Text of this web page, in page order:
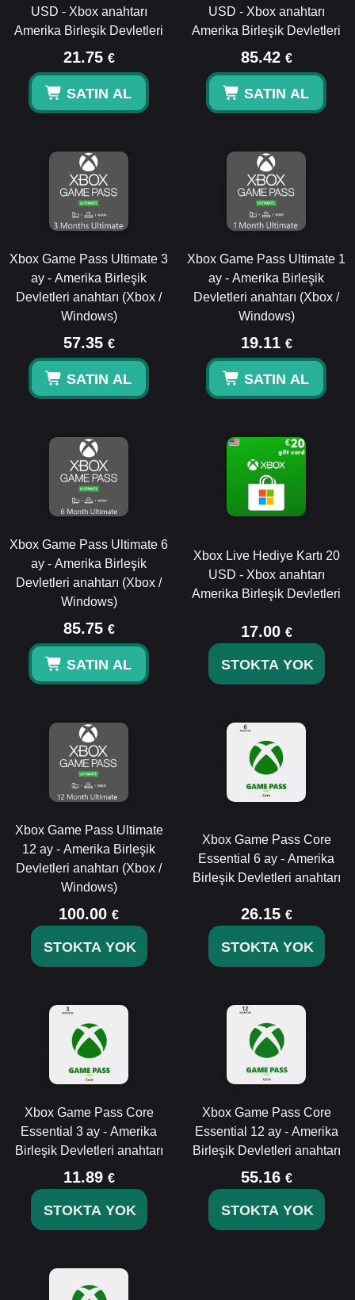
USD - Xbox anahtarı
Amerika Birleşik Devletleri
21.75 €
SATIN AL
USD - Xbox anahtarı
Amerika Birleşik Devletleri
85.42 €
SATIN AL
Xbox Game Pass Ultimate 3
ay - Amerika Birleşik
Devletleri anahtarı (Xbox /
Windows)
57.35 €
SATIN AL
Xbox Game Pass Ultimate 1
ay - Amerika Birleşik
Devletleri anahtarı (Xbox /
Windows)
19.11 €
SATIN AL
Xbox Game Pass Ultimate 6
ay - Amerika Birleşik
Devletleri anahtarı (Xbox /
Windows)
85.75 €
SATIN AL
Xbox Live Hediye Kartı 20
USD - Xbox anahtarı
Amerika Birleşik Devletleri
17.00 €
STOKTA YOK
Xbox Game Pass Ultimate
12 ay - Amerika Birleşik
Devletleri anahtarı (Xbox /
Windows)
100.00 €
STOKTA YOK
Xbox Game Pass Core
Essential 6 ay - Amerika
Birleşik Devletleri anahtarı
26.15 €
STOKTA YOK
Xbox Game Pass Core
Essential 3 ay - Amerika
Birleşik Devletleri anahtarı
11.89 €
STOKTA YOK
Xbox Game Pass Core
Essential 12 ay - Amerika
Birleşik Devletleri anahtarı
55.16 €
STOKTA YOK